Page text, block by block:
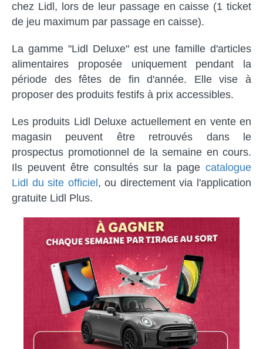
chez Lidl, lors de leur passage en caisse (1 ticket
de jeu maximum par passage en caisse).
La gamme "Lidl Deluxe" est une famille d'articles
alimentaires proposée uniquement pendant la
période des fêtes de fin d'année. Elle vise à
proposer des produits festifs à prix accessibles.
Les produits Lidl Deluxe actuellement en vente en
magasin peuvent être retrouvés dans le
prospectus promotionnel de la semaine en cours.
Ils peuvent être consultés sur la page catalogue
Lidl du site officiel , ou directement via l'application
gratuite Lidl Plus.